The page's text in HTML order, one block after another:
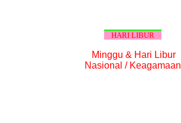
HARI LIBUR
Minggu & Hari Libur
Nasional / Keagamaan